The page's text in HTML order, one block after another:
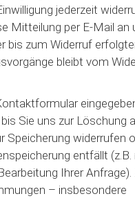
jederzeit
Mitteilung per E-Mail an
bis zum Widerruf
bleibt vom
Sie uns zur Löschung
Speicherung widerrufen
entfällt (z.B.
Ihrer Anfrage).
– insbesondere